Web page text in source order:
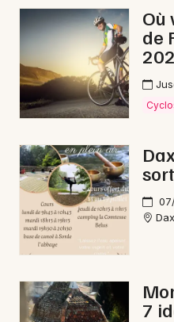
Sports
Sorties famille
Sorties & loisirs
Musique classique
Musique classique en
Musique classique en
Paris
Strasbourg
Toulouse
Toutes les villes
Où
de
Dax
7